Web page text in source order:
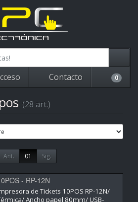
Contacto 0
(28 art.)
Ant. 01 Sig.
- RP-12N
de Tickets 10POS RP-12N/
Ancho papel 80mm/ USB-